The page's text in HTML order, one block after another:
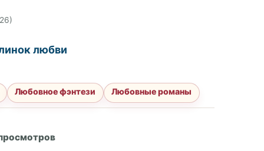
любви
Любовное фэнтези Любовные романы